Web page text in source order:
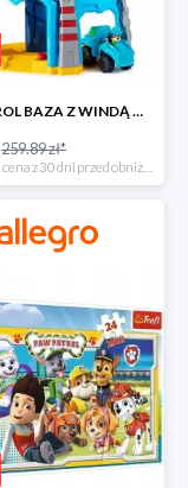
PSI PATROL BAZA Z WINDĄ WIEŻA + POJAZD AUTO REX -30%
259.89 zł*